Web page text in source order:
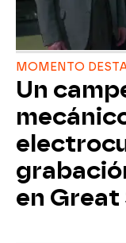
MOMENTO
Un
en